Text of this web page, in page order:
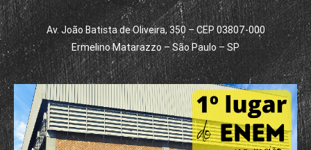
Av. João Batista de Oliveira, 350 – CEP 03807-000
Ermelino Matarazzo – São Paulo – SP